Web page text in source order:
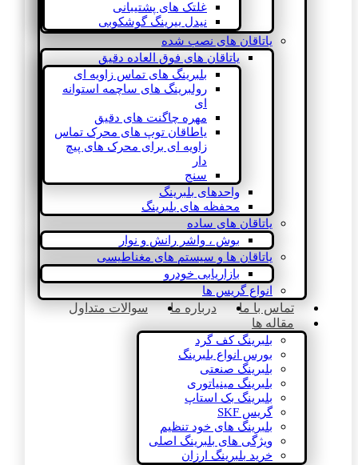
غلتک های پشتیبانی
نیدل بیرینگ گوشکوبی
یاتاقان های نصب شده
یاتاقان های فوق العاده دقیق
بلبرینگ های تماس زاویه ای
رولبرینگ های ساچمه استوانه
ای
مهره چاگنت های دقیق
یاطاقان توپ های محرک تماس
زاویه ای برای محرک های پیچ
دار
سنج
واحدهای بلبرینگ
محفظه های بلبرینگ
یاتاقان های ساده
بوش ، واشر رانش و نوار
یاتاقان ها و سیستم های مغناطیسی
بازاریابی خودرو
انواع گریس ها
تماس با ما درباره ما
سوالات متداول
مقاله ها
بلبرینگ کف گرد
بورس انواع بلبرینگ
بلبرینگ صنعتی
بلبرینگ مینیاتوری
بلبرینگ بک استاپ
گریس SKF
بلبرینگ های خود تنظیم
ویژگی های بلبرینگ اصلی
خرید بلبرینگ ارزان